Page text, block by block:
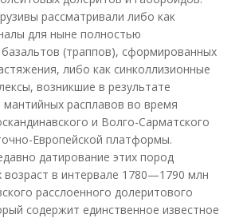
рассматривали либо как
для ныне полностью
(траппов), сформированных
либо как синколлизионные
возникшие в результате
мантийных расплавов во время
и Волго-Сарматского
Европейской платформы.
датирование этих пород
возраст в интервале 1780—1790 млн
расслоенного долеритового
содержит единственное известное